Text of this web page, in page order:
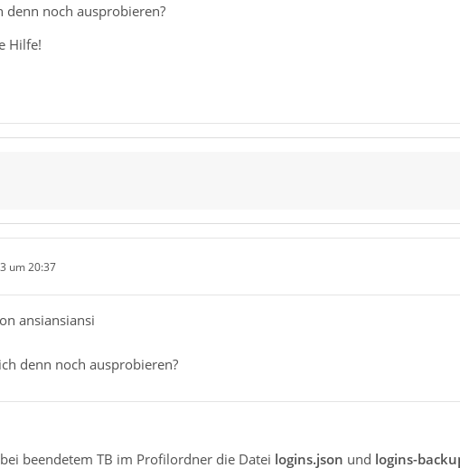
denn noch ausprobieren?
Hilfe!
um 20:37
ansiansiansi
denn noch ausprobieren?
beendetem TB im Profilordner die Datei logins.json und logins-